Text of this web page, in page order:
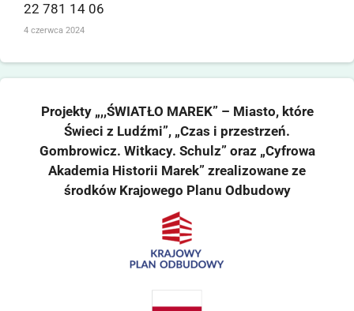
22 781 14 06
4 czerwca 2024
Projekty „,,ŚWIATŁO MAREK” – Miasto, które
Świeci z Ludźmi”, „Czas i przestrzeń.
Gombrowicz. Witkacy. Schulz” oraz „Cyfrowa
Akademia Historii Marek” zrealizowane ze
środków Krajowego Planu Odbudowy